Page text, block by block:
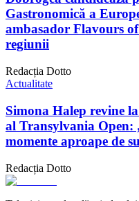
Gastronomică a
ambasador Flavours of
regiunii
Redacția Dotto
Actualitate
Simona Halep revine
al Transylvania Open:
momente aproape de
Redacția Dotto